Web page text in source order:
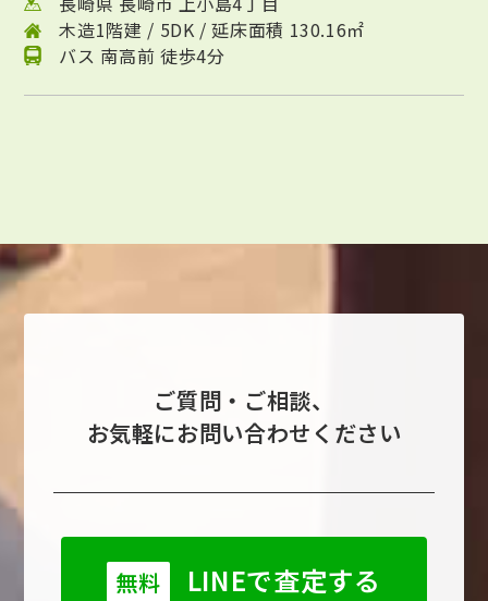
木造1階建 / 5DK / 延床面積 130.16㎡
バス 南高前 徒歩4分
ご質問・ご相談、
お気軽にお問い合わせください
無料 LINEで査定する